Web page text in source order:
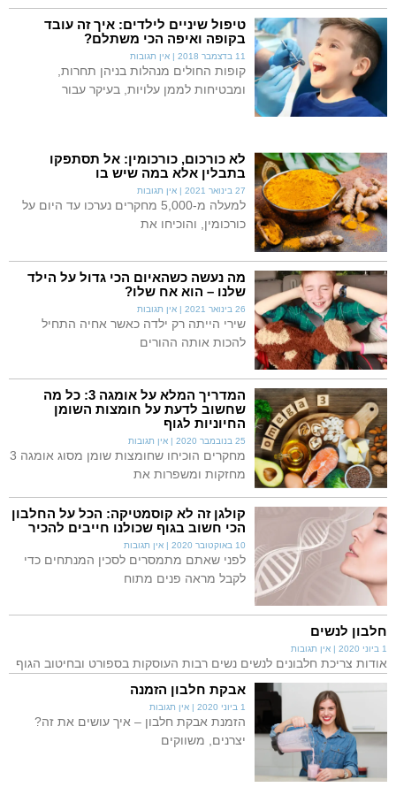
טיפול שיניים לילדים: איך זה עובד
בקופה ואיפה הכי משתלם?
11 בדצמבר 2018 אין תגובות
קופות החולים מנהלות בניהן תחרות,
ומבטיחות לממן עלויות, בעיקר עבור
לא כורכום, כורכומין: אל תסתפקו
בתבלין אלא במה שיש בו
27 בינואר 2021 אין תגובות
למעלה מ-5,000 מחקרים נערכו עד היום על
כורכומין, והוכיחו את
מה נעשה כשהאיום הכי גדול על הילד
שלנו – הוא אח שלו?
26 בינואר 2021 אין תגובות
שירי הייתה רק ילדה כאשר אחיה התחיל
להכות אותה ההורים
המדריך המלא על אומגה 3: כל מה
שחשוב לדעת על חומצות השומן
החיוניות לגוף
25 בנובמבר 2020 אין תגובות
מחקרים הוכיחו שחומצות שומן מסוג אומגה 3
מחזקות ומשפרות את
קולגן זה לא קוסמטיקה: הכל על החלבון
הכי חשוב בגוף שכולנו חייבים להכיר
10 באוקטובר 2020 אין תגובות
לפני שאתם מתמסרים לסכין המנתחים כדי
לקבל מראה פנים מתוח
חלבון לנשים
1 ביוני 2020 אין תגובות
אודות צריכת חלבונים לנשים נשים רבות העוסקות בספורט ובחיטוב הגוף
אבקת חלבון הזמנה
1 ביוני 2020 אין תגובות
הזמנת אבקת חלבון – איך עושים את זה?
יצרנים, משווקים